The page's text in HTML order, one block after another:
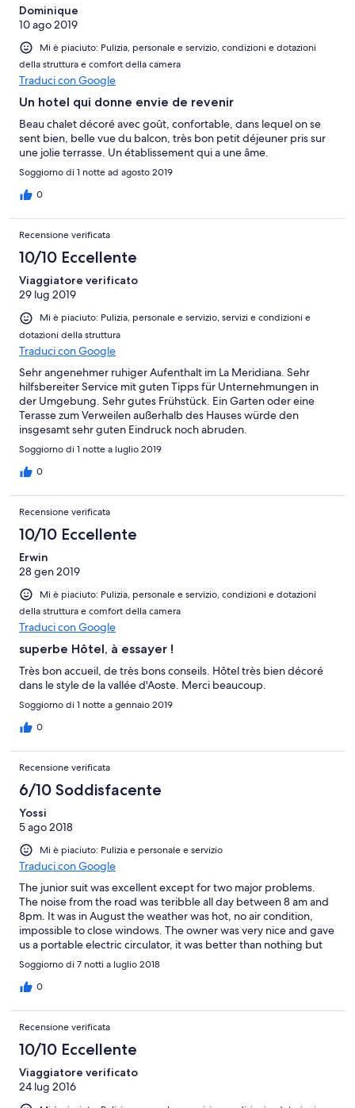
Dominique
10 ago 2019
Mi è piaciuto: Pulizia, personale e servizio, condizioni e dotazioni
della struttura e comfort della camera
Traduci con Google
Un hotel qui donne envie de revenir
Beau chalet décoré avec goût, confortable, dans lequel on se
sent bien, belle vue du balcon, très bon petit déjeuner pris sur
une jolie terrasse. Un établissement qui a une âme.
Soggiorno di 1 notte ad agosto 2019
0
Recensione verificata
10/10 Eccellente
Viaggiatore verificato
29 lug 2019
Mi è piaciuto: Pulizia, personale e servizio, servizi e condizioni e
dotazioni della struttura
Traduci con Google
Sehr angenehmer ruhiger Aufenthalt im La Meridiana. Sehr
hilfsbereiter Service mit guten Tipps für Unternehmungen in
der Umgebung. Sehr gutes Frühstück. Ein Garten oder eine
Terasse zum Verweilen außerhalb des Hauses würde den
insgesamt sehr guten Eindruck noch abruden.
Soggiorno di 1 notte a luglio 2019
0
Recensione verificata
10/10 Eccellente
Erwin
28 gen 2019
Mi è piaciuto: Pulizia, personale e servizio, condizioni e dotazioni
della struttura e comfort della camera
Traduci con Google
superbe Hôtel, à essayer !
Très bon accueil, de très bons conseils. Hôtel très bien décoré
dans le style de la vallée d'Aoste. Merci beaucoup.
Soggiorno di 1 notte a gennaio 2019
0
Recensione verificata
6/10 Soddisfacente
Yossi
5 ago 2018
Mi è piaciuto: Pulizia e personale e servizio
Traduci con Google
The junior suit was excellent except for two major problems.
The noise from the road was teribble all day between 8 am and
8pm. It was in August the weather was hot, no air condition,
impossible to close windows. The owner was very nice and gave
us a portable electric circulator, it was better than nothing but
didn't solve the problem. There are other smaller rooms in the
hotel with less noise that are not at the road side.These rooms
were too smal for us. We can imagine that during winter time La
Soggiorno di 7 notti a luglio 2018
0
Recensione verificata
10/10 Eccellente
Viaggiatore verificato
24 lug 2016